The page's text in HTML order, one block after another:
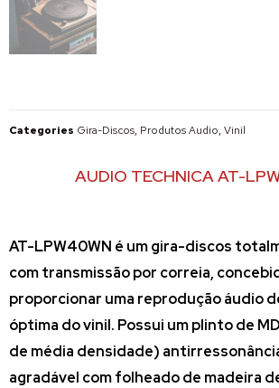
Categories Gira-Discos, Produtos Audio, Vinil
AUDIO TECHNICA AT-
AT-LPW40WN é um gira-discos
com transmissão por correia,
proporcionar uma reprodução áudio
óptima do vinil. Possui um plinto de
de média densidade)
agradável com folheado de madeira